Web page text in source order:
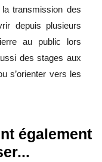
la transmission des
depuis plusieurs
au public lors
des stages aux
s’orienter vers les
également